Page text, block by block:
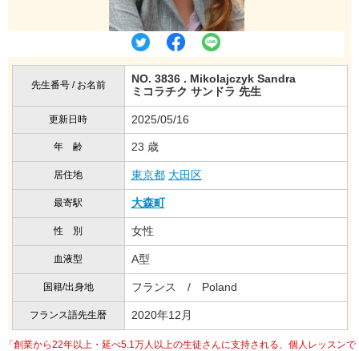
先生番号 / お名前
NO. 3836 . Mikolajczyk Sandra
ミコラチク サンドラ 先生
更新日時 2025/05/16
年 齢 23 歳
居住地 東京都 大田区
最寄駅 大森町
性 別 女性
血液型 A型
国籍/出身地 フランス / Poland
フランス語先生暦 2020年12月
「創業から22年以上・延べ5.1万人以上の生徒さんに支持される、個人レッスンで